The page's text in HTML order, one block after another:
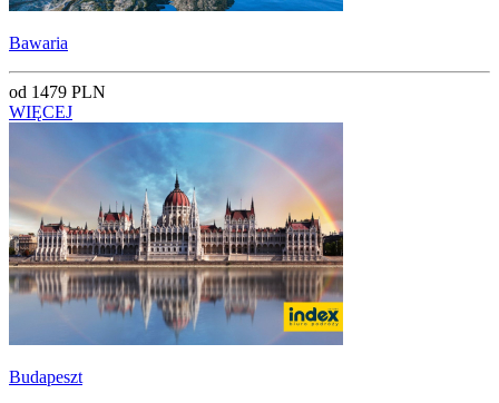
Bawaria
od 1479 PLN
WIĘCEJ
Budapeszt